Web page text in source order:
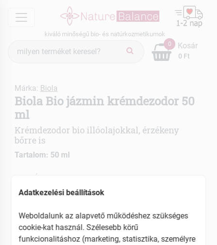
menu
kiváló minőségű bio- és natúrkozmetikumok
keresés
0
0 Ft
Kosár
Márka: Biola
Biola Bio jázmin krémdezodor 50
ml
Krémdezodor bio illóolajokkal, érzékeny
bőrre is
Tartalom: 50 ml
Izzadást mérséklő krémdezodor
Adatkezelési beállítások
Weboldalunk az alapvető működéshez szükséges
cookie-kat használ. Szélesebb körű
funkcionalitáshoz (marketing, statisztika, személyre